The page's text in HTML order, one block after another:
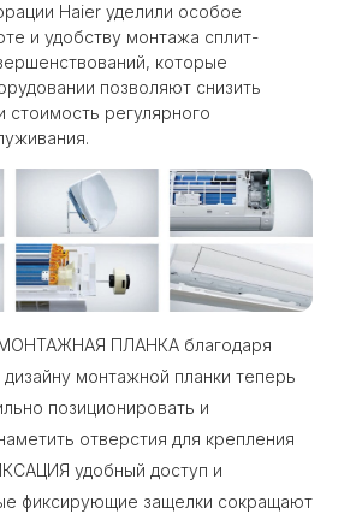
Haier уделили особое
и удобству монтажа сплит-
которые
позволяют снизить
регулярного
ПЛАНКА благодаря
монтажной планки теперь
позиционировать и
отверстия для крепления
удобный доступ и
фиксирующие защелки сокращают